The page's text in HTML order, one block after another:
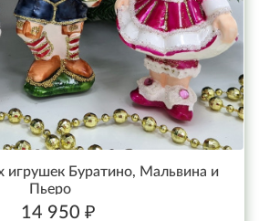
игрушек Буратино, Мальвина и
Пьеро
14 950 ₽